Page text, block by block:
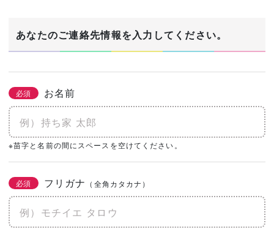
あなたのご連絡先情報を入力してください。
必須 お名前
※苗字と名前の間にスペースを空けてください。
必須 フリガナ （全角カタカナ）